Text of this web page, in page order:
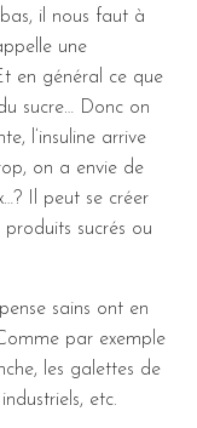
il nous faut à
une
en général ce que
sucre… Donc on
l’insuline arrive
on a envie de
Il peut se créer
produits sucrés ou
sains ont en
par exemple
les galettes de
etc.